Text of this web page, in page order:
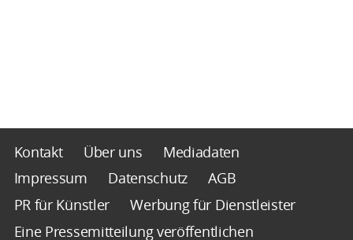
Kontakt Über uns
Mediadaten
Impressum
Datenschutz
AGB
PR für Künstler
Werbung für Dienstleister
Eine Pressemitteilung veröffentlichen